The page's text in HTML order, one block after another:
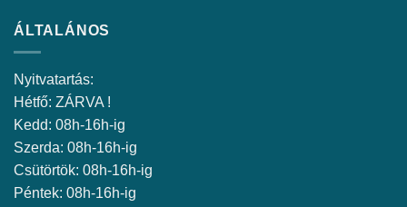
ÁLTALÁNOS
Nyitvatartás:
Hétfő: ZÁRVA !
Kedd: 08h-16h-ig
Szerda: 08h-16h-ig
Csütörtök: 08h-16h-ig
Péntek: 08h-16h-ig